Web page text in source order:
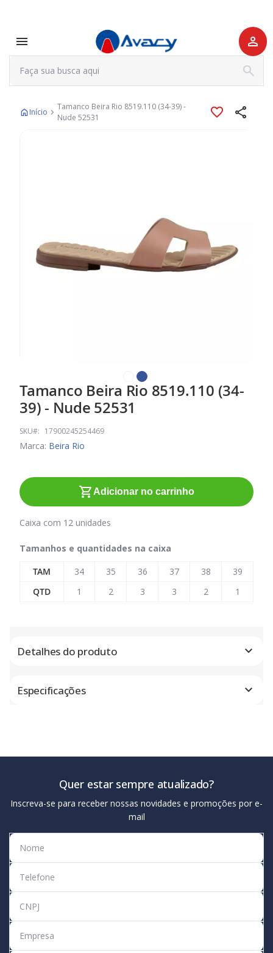
Início
Tamanco Beira Rio 8519.110 (34-39) -
Nude 52531
Saltar
para
o
início
da
imagens
Tamanco Beira Rio 8519.110 (34-
39) - Nude 52531
SKU 17900245254469
Marca: Beira Rio
Adicionar no carrinho
Caixa com 12 unidades
Tamanhos e quantidades na caixa
TAM
34 35 36 37 38
39
QTD
1 2 3 3 2 1
Detalhes do produto
Especificações
Quer estar sempre atualizado?
Inscreva-se para receber nossas novidades e promoções por e-
mail